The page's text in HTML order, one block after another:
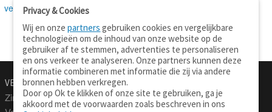
veroorzaken
VERTALEN.NU
Zinnen vertalen
Over deze site
Privacy & Cookies
Wij en onzepartners gebruiken cookies en vergelijkbare
technologieën om de inhoud van onze website op de
gebruiker af te stemmen, advertenties te personaliseren
en ons verkeer te analyseren. Onze partners kunnen deze
informatie combineren met informatie die zij via andere
bronnen hebben verkregen.
Door op Ok te klikken of onze site te gebruiken, ga je
akkoord met de voorwaarden zoals beschreven in ons